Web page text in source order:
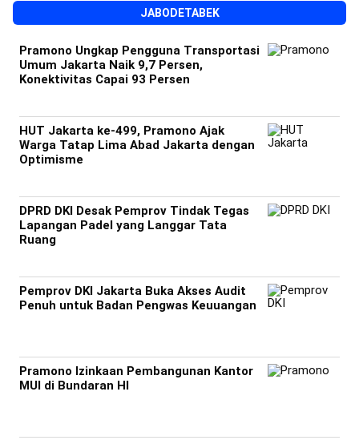
JABODETABEK
Pramono Ungkap Pengguna Transportasi
Umum Jakarta Naik 9,7 Persen,
Konektivitas Capai 93 Persen
HUT Jakarta ke-499, Pramono Ajak
Warga Tatap Lima Abad Jakarta dengan
Optimisme
DPRD DKI Desak Pemprov Tindak Tegas
Lapangan Padel yang Langgar Tata
Ruang
Pemprov DKI Jakarta Buka Akses Audit
Penuh untuk Badan Pengwas Keuuangan
Pramono Izinkaan Pembangunan Kantor
MUI di Bundaran HI